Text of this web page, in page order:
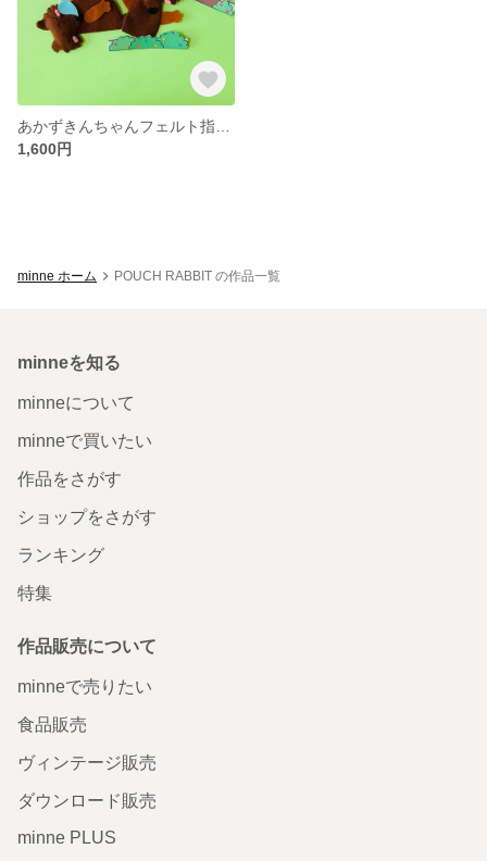
1,600円
minne ホーム POUCH RABBIT の作品一覧
minneを知る
minneについて
minneで買いたい
作品をさがす
ショップをさがす
ランキング
特集
作品販売について
minneで売りたい
食品販売
ヴィンテージ販売
ダウンロード販売
minne PLUS